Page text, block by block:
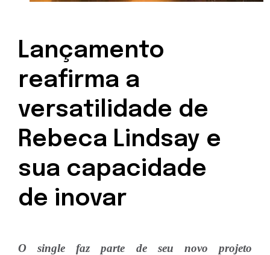
Lançamento
reafirma a
versatilidade de
Rebeca Lindsay e
sua capacidade
de inovar
O single faz parte de seu novo projeto